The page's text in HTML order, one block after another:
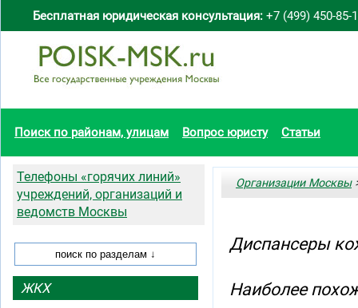
Бесплатная юридическая консультация: +7 (499) 450-85-
Поиск по районам, улицам Вопрос юристу Статьи
Организации Москвы
Диспансеры
Наиболее
Телефоны «горячих линий»
учреждений, организаций и
ведомств Москвы
ЖКХ